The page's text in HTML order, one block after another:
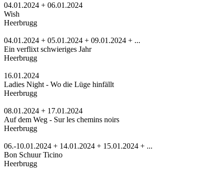
04.01.2024 + 06.01.2024
Wish
Heerbrugg
04.01.2024 + 05.01.2024 + 09.01.2024 + ...
Ein verflixt schwieriges Jahr
Heerbrugg
16.01.2024
Ladies Night - Wo die Lüge hinfällt
Heerbrugg
08.01.2024 + 17.01.2024
Auf dem Weg - Sur les chemins noirs
Heerbrugg
06.-10.01.2024 + 14.01.2024 + 15.01.2024 + ...
Bon Schuur Ticino
Heerbrugg